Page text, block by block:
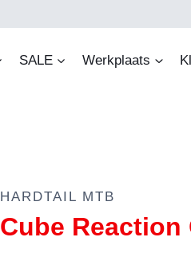
SALE Werkplaats
HARDTAIL MTB
Cube Reaction